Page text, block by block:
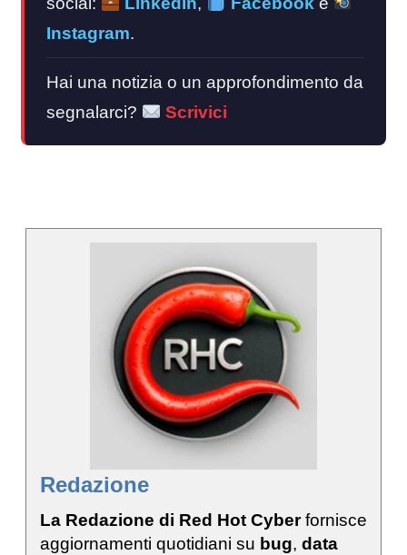
Instagram.
Hai una notizia o un approfondimento da
segnalarci?
Scrivici
Redazione
La Redazione di Red Hot Cyberfornisce
aggiornamenti quotidiani su bug, data